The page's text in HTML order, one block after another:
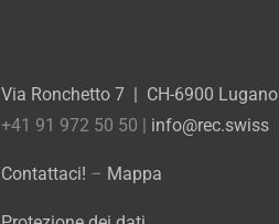
Via Ronchetto 7 | CH-6900 Lugano
+41 91 972 50 50 | info@rec.swiss
Contattaci! – Mappa